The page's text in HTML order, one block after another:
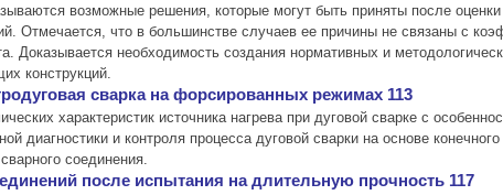
возможные решения, которые могут быть приняты после оценки
Отмечается, что в большинстве случаев ее причины не связаны с
Доказывается необходимость создания нормативных и
конструкций.
сварка на форсированных режимах 113
характеристик источника нагрева при дуговой сварке с
диагностики и контроля процесса дуговой сварки на основе
соединения.
после испытания на длительную прочность 117